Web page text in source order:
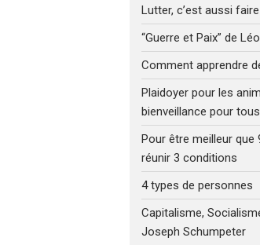
Lutter, c’est aussi
“Guerre et Paix” de
Comment apprendre
Plaidoyer pour les
bienveillance pour tous
Pour être meilleur que
réunir 3 conditions
4 types de personnes
Capitalisme,
Joseph Schumpeter